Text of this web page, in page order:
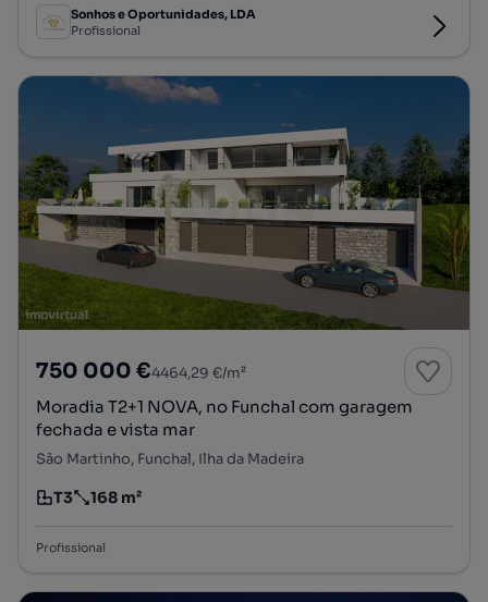
Sonhos e Oportunidades, LDA
Profissional
750 000 €4464,29 €/m²
Moradia T2+1 NOVA, no Funchal com garagem
fechada e vista mar
São Martinho, Funchal, Ilha da Madeira
Tipologia
T3
Preço por metro quadrado
168 m²
Profissional